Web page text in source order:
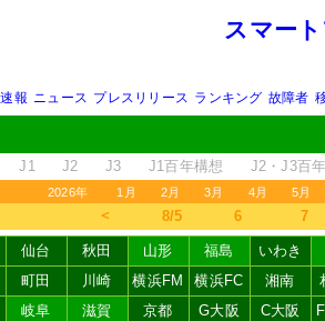
スマー
報 ニュース プレスリリース ランキング 故障者
J1 J2 J3 J1百年構想 J2・J3百
2026年 1月 2月 3月 4月 5月
＜ 8/5 6 7
仙台 秋田 山形 福島
いわき
町田 川崎 横浜FM 横浜FC 湘南
岐阜 滋賀 京都 G大阪 C大阪